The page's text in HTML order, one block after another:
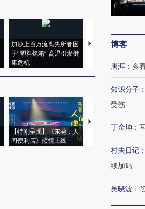
加沙上百万流离失所者困
于“塑料烤箱” 高温引发健
康危机
视线｜HYROX的吸金
心“花钱找虐”？
【特别呈现】《东莞，人
间便利店》倾情上线
【推广】走进第四届
会，让数智科技“链
博客
唐涯 ： 多
知识分子 ：
受伤
丁金坤 ：
村夫日记 ：
续加码
吴晓波 ： “